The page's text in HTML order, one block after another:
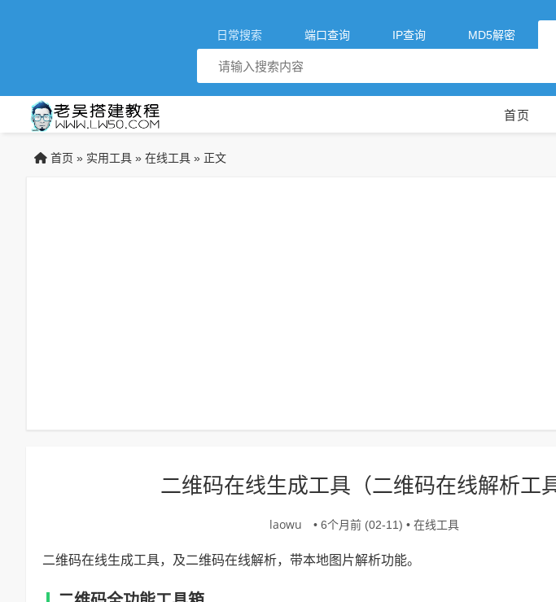
日常搜索 端口查询 IP查询 MD5解密
首页
首页 » 实用工具 » 在线工具 » 正文
二维码在线生成工具（二维码在线解析工具
laowu • 6个月前 (02-11) • 在线工具
二维码在线生成工具，及二维码在线解析，带本地图片解析功能。